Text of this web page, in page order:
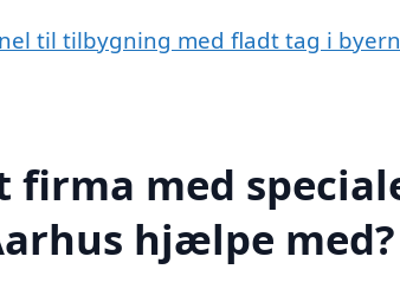
til tilbygning med fladt tag i
firma med
hjælpe med?